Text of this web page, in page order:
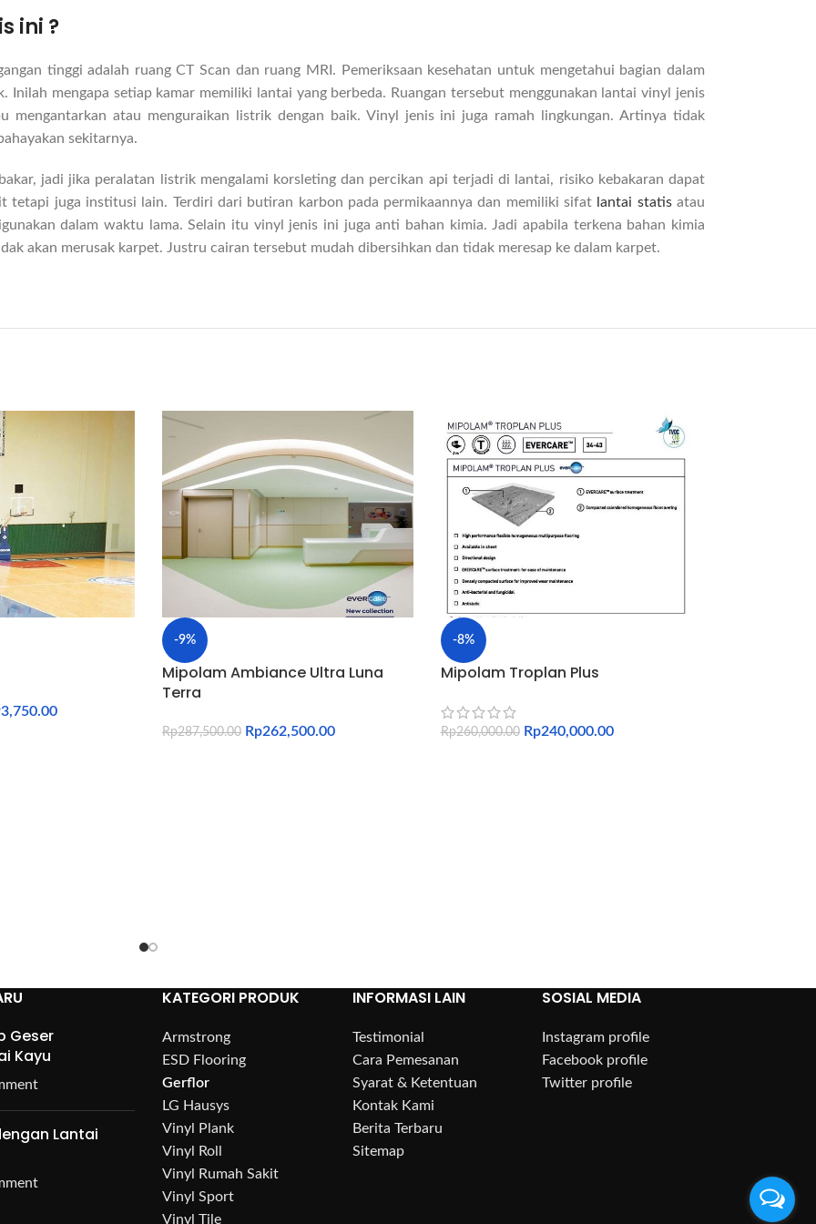
ini ?
tinggi adalah ruang CT Scan dan ruang MRI. Pemeriksaan kesehatan untuk mengetahui bagian dalam
mengapa setiap kamar memiliki lantai yang berbeda. Ruangan tersebut menggunakan lantai vinyl jenis
mengantarkan atau menguraikan listrik dengan baik. Vinyl jenis ini juga ramah lingkungan. Artinya tidak
sekitarnya.
jadi jika peralatan listrik mengalami korsleting dan percikan api terjadi di lantai, risiko kebakaran dapat
tetapi juga institusi lain. Terdiri dari butiran karbon pada permikaannya dan memiliki sifat lantai statisatau
dalam waktu lama. Selain itu vinyl jenis ini juga anti bahan kimia. Jadi apabila terkena bahan kimia
akan merusak karpet. Justru cairan tersebut mudah dibersihkan dan tidak meresap ke dalam karpet.
-9%
Mipolam Ambiance Ultra Luna
Terra
Rp287,500.00 Rp262,500.00
-8%
Mipolam Troplan Plus
Rp260,000.00 Rp240,000.00
Geser
Kayu
Lantai
KATEGORI PRODUK
Armstrong
ESD Flooring
Gerflor
LG Hausys
Vinyl Plank
Vinyl Roll
Vinyl Rumah Sakit
Vinyl Sport
Vinyl Tile
INFORMASI LAIN
Testimonial
Cara Pemesanan
Syarat & Ketentuan
Kontak Kami
Berita Terbaru
Sitemap
SOSIAL MEDIA
Instagram profile
Facebook profile
Twitter profile